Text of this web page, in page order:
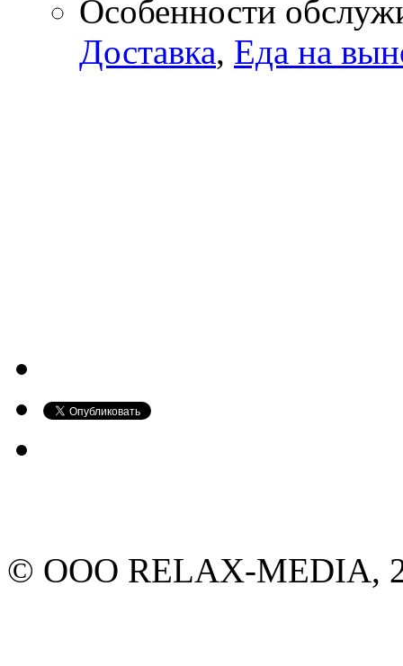
Особенности
Доставка, Еда на
© ООО RELAX-MEDIA,